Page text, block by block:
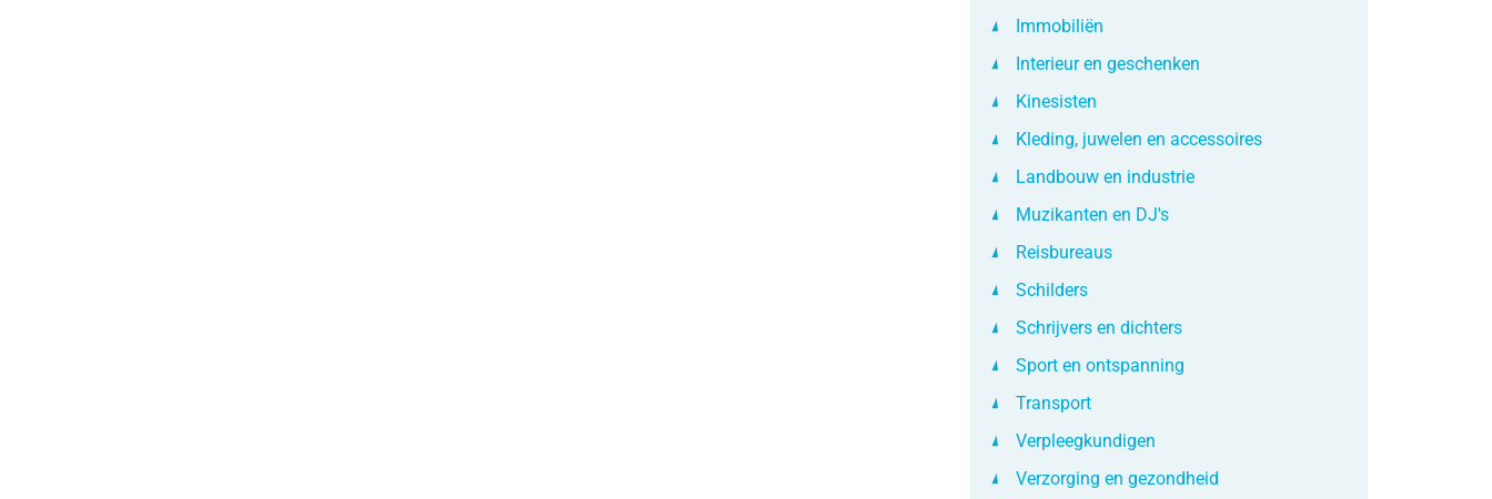
Immobiliën
Interieur en geschenken
Kinesisten
Kleding, juwelen en accessoires
Landbouw en industrie
Muzikanten en DJ's
Reisbureaus
Schilders
Schrijvers en dichters
Sport en ontspanning
Transport
Verpleegkundigen
Verzorging en gezondheid